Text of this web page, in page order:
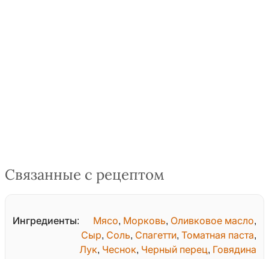
Связанные с рецептом
Ингредиенты: Мясо, Морковь, Оливковое масло,
Сыр, Соль, Спагетти, Томатная паста,
Лук, Чеснок, Черный перец, Говядина